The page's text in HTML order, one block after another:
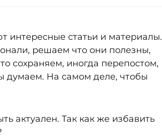
интересные статьи и материалы.
решаем что они полезны,
сохраняем, иногда перепостом,
думаем. На самом деле, чтобы
актуален. Так как же избавить